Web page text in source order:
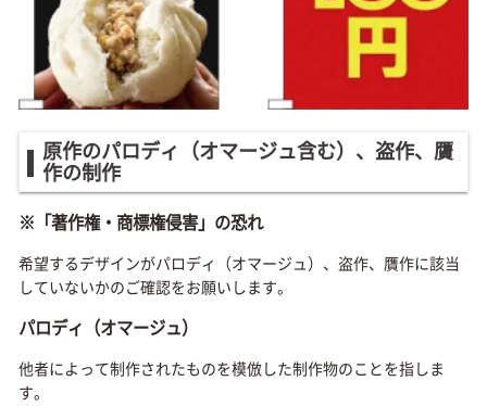
原作のパロディ（オマージュ含む）、盗作、贋
作の制作
※「著作権・商標権侵害」の恐れ
希望するデザインがパロディ（オマージュ）、盗作、贋作に該当
していないかのご確認をお願いします。
パロディ（オマージュ）
他者によって制作されたものを模倣した制作物のことを指しま
す。